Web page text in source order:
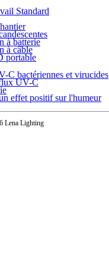
Standard
à batterie
à câble
portable
C bactériennes et virucides
UV-C
effet positif sur l'humeur
Lena Lighting